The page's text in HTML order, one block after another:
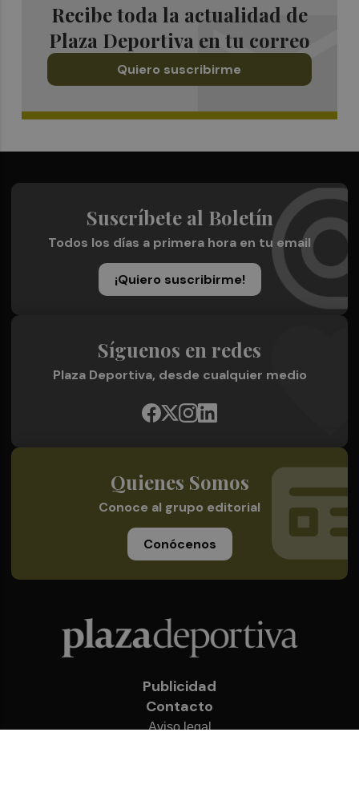
Recibe toda la actualidad de
Plaza Deportiva en tu correo
Quiero suscribirme
Suscríbete al Boletín
Todos los días a primera hora en tu email
¡Quiero suscribirme!
Síguenos en redes
Plaza Deportiva, desde cualquier medio
Quienes Somos
Conoce al grupo editorial
Conócenos
Publicidad
Contacto
Aviso legal